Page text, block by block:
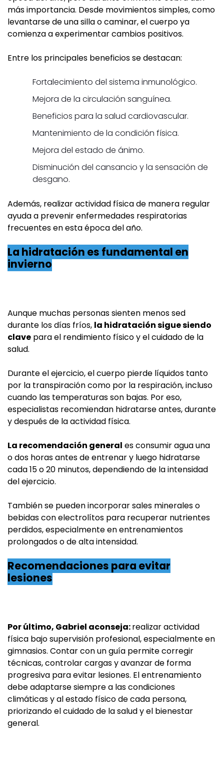
más importancia. Desde movimientos simples, como
levantarse de una silla o caminar, el cuerpo ya
comienza a experimentar cambios positivos.
Entre los principales beneficios se destacan:
Fortalecimiento del sistema inmunológico.
Mejora de la circulación sanguínea.
Beneficios para la salud cardiovascular.
Mantenimiento de la condición física.
Mejora del estado de ánimo.
Disminución del cansancio y la sensación de
desgano.
Además, realizar actividad física de manera regular
ayuda a prevenir enfermedades respiratorias
frecuentes en esta época del año.
La hidratación es fundamental en
invierno
Aunque muchas personas sienten menos sed
durante los días fríos, la hidratación sigue siendo
clave para el rendimiento físico y el cuidado de la
salud.
Durante el ejercicio, el cuerpo pierde líquidos tanto
por la transpiración como por la respiración, incluso
cuando las temperaturas son bajas. Por eso,
especialistas recomiendan hidratarse antes, durante
y después de la actividad física.
La recomendación general es consumir agua una
o dos horas antes de entrenar y luego hidratarse
cada 15 o 20 minutos, dependiendo de la intensidad
del ejercicio.
También se pueden incorporar sales minerales o
bebidas con electrolítos para recuperar nutrientes
perdidos, especialmente en entrenamientos
prolongados o de alta intensidad.
Recomendaciones para evitar
lesiones
Por último, Gabriel aconseja:realizar actividad
física bajo supervisión profesional, especialmente en
gimnasios. Contar con un guía permite corregir
técnicas, controlar cargas y avanzar de forma
progresiva para evitar lesiones. El entrenamiento
debe adaptarse siempre a las condiciones
climáticas y al estado físico de cada persona,
priorizando el cuidado de la salud y el bienestar
general.